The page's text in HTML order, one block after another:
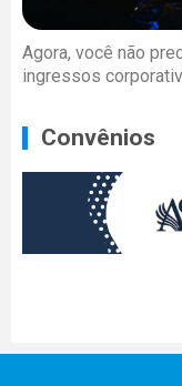
Agora, você não
ingressos
Convênios